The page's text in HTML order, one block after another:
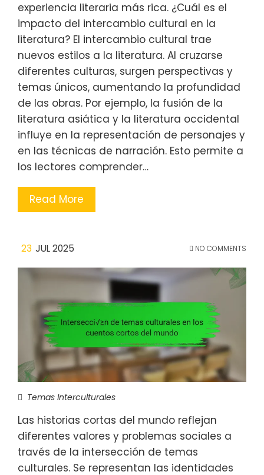
experiencia literaria más rica. ¿Cuál es el
impacto del intercambio cultural en la
literatura? El intercambio cultural trae
nuevos estilos a la literatura. Al cruzarse
diferentes culturas, surgen perspectivas y
temas únicos, aumentando la profundidad
de las obras. Por ejemplo, la fusión de la
literatura asiática y la literatura occidental
influye en la representación de personajes y
en las técnicas de narración. Esto permite a
los lectores comprender…
Read More
23 JUL 2025 NO COMMENTS
Temas Interculturales
Las historias cortas del mundo reflejan
diferentes valores y problemas sociales a
través de la intersección de temas
culturales. Se representan las identidades